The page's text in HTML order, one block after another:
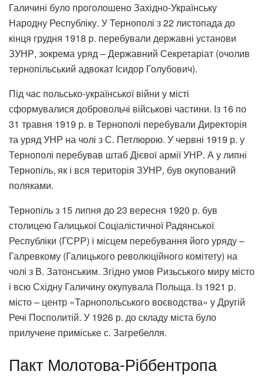
Галичині було проголошено Західно-Українську
Народну Республіку. У Тернополі з 22 листопада до
кінця грудня 1918 р. перебували державні установи
ЗУНР, зокрема уряд – Державний Секретаріат (очолив
тернопільський адвокат Ісидор Голубович).
Під час польсько-української війни у місті
сформувалися добровольчі військові частини. Із 16 по
31 травня 1919 р. в Тернополі перебували Директорія
та уряд УНР на чолі з С. Петлюрою. У червні 1919 р. у
Тернополі перебував штаб Дієвої армії УНР. А у липні
Тернопіль, як і вся територія ЗУНР, був окупований
поляками.
Тернопіль з 15 липня до 23 вересня 1920 р. був
столицею Галицької Соціалістичної Радянської
Республіки (ГСРР) і місцем перебування його уряду –
Галревкому (Галицького революційного комітету) на
чолі з В. Затонським. Згідно умов Ризьського миру місто
і всю Східну Галичину окупувала Польща. Із 1921 р.
місто – центр «Тарнопольського воєводства» у Другій
Речі Посполитій. У 1926 р. до складу міста було
прилучене приміське с. Загребелля.
Пакт Молотова-Ріббентропа